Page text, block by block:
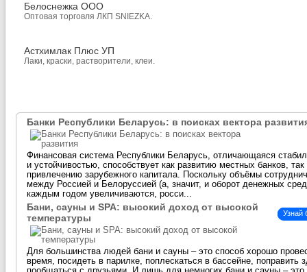
Белоснежка ООО
Оптовая торговля ЛКП SNIEZKA.
Астхимлак Плюс УП
Лаки, краски, растворители, клеи.
Банки Республики Беларусь: в поисках вектора
Финансовая система Республики Беларусь, отличающаяся
и устойчивостью, способствует как развитию местных банков, так
привлечению зарубежного капитала. Поскольку объёмы
между Россией и Белоруссией (а, значит, и оборот денежных
каждым годом увеличиваются, росси...
Узнай
Бани, сауны и SPA: высокий доход от высокой
температуры
Для большинства людей бани и сауны – это способ хорошо
время, посидеть в парилке, поплескаться в бассейне, поправить